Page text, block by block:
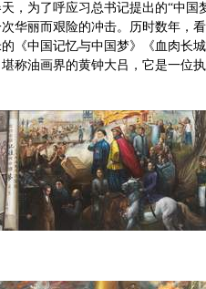
天，为了呼应习总书记提出的“中
华丽而艰险的冲击。历时数年，
《中国记忆与中国梦》《血肉长
称油画界的黄钟大吕，它是一位